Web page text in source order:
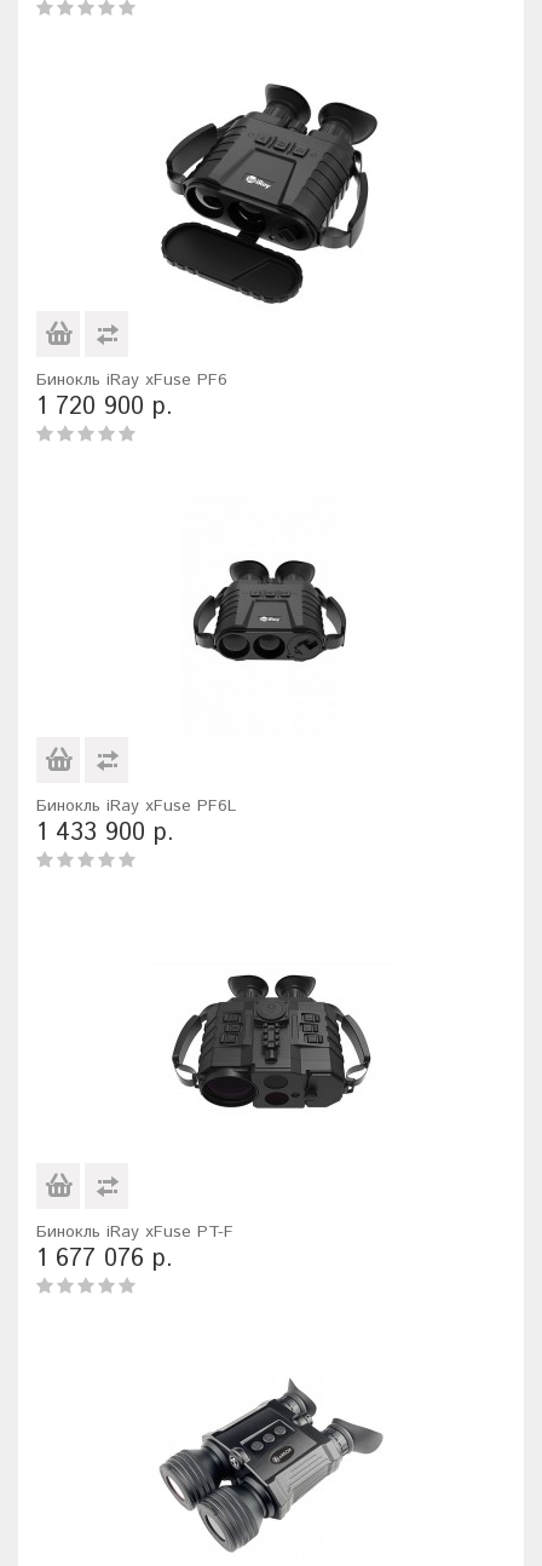
Бинокль iRay xFuse PF6
1 720 900 р.
Бинокль iRay xFuse PF6L
1 433 900 р.
Бинокль iRay xFuse PT-F
1 677 076 р.